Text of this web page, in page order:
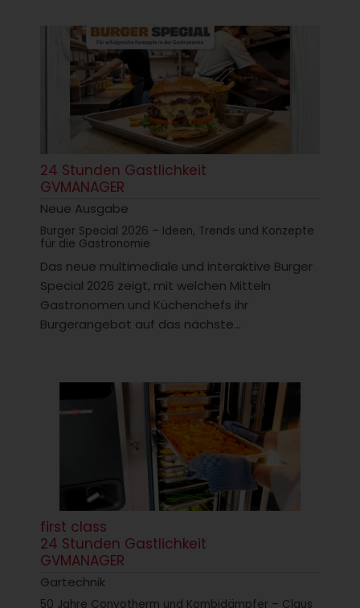
24 Stunden Gastlichkeit
GVMANAGER
Neue Ausgabe
Burger Special 2026 – Ideen, Trends und Konzepte
für die Gastronomie
Das neue multimediale und interaktive Burger
Special 2026 zeigt, mit welchen Mitteln
Gastronomen und Küchenchefs ihr
Burgerangebot auf das nächste...
first class
24 Stunden Gastlichkeit
GVMANAGER
Gartechnik
50 Jahre Convotherm und Kombidämpfer – Claus